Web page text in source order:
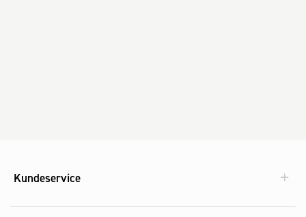
Kundeservice